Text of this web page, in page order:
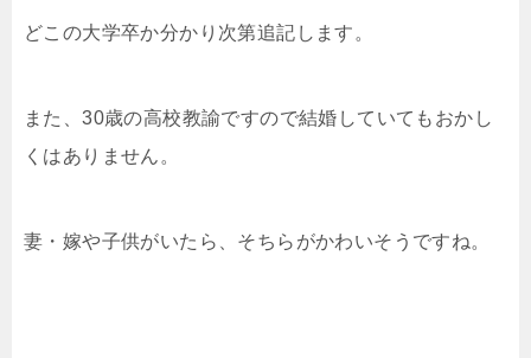
どこの大学卒か分かり次第追記します。
また、30歳の高校教諭ですので結婚していてもおかし
くはありません。
妻・嫁や子供がいたら、そちらがかわいそうですね。